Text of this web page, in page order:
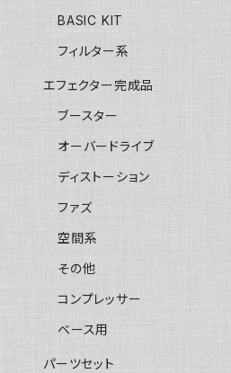
BASIC KIT
フィルター系
エフェクター完成品
ブースター
オーバードライブ
ディストーション
ファズ
空間系
その他
コンプレッサー
ベース用
パーツセット